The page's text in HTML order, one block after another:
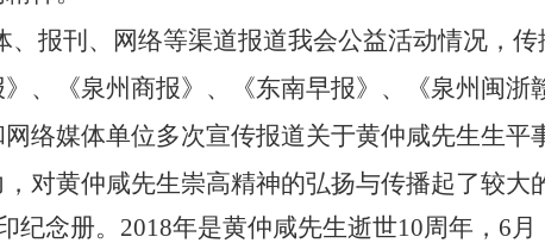
、报刊、网络等渠道报道我会公益活动情况，
、《泉州商报》、《东南早报》、《泉州闽浙
络媒体单位多次宣传报道关于黄仲咸先生生平
对黄仲咸先生崇高精神的弘扬与传播起了较大
纪念册。 2018年是黄仲咸先生逝世10周年， 6